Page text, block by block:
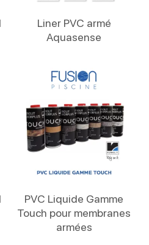
Liner PVC armé
Aquasense
PVC Liquide Gamme
Touch pour membranes
armées